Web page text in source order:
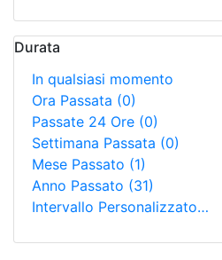
Durata
In qualsiasi momento
Ora Passata (0)
Passate 24 Ore (0)
Settimana Passata (0)
Mese Passato (1)
Anno Passato (31)
Intervallo Personalizzato…